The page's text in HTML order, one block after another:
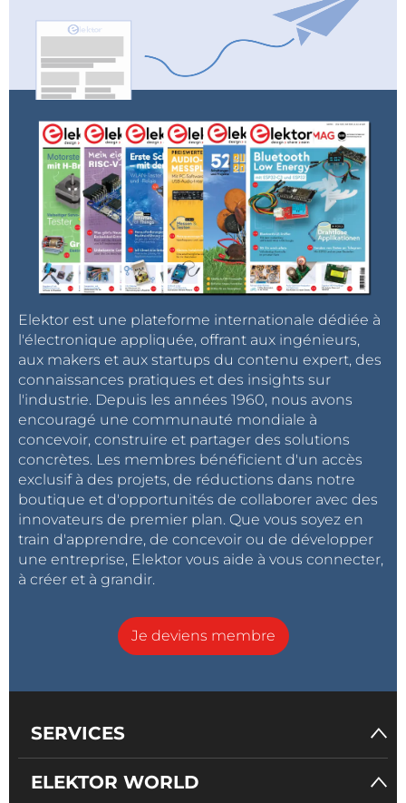
Elektor est une plateforme internationale dédiée à
l'électronique appliquée, offrant aux ingénieurs,
aux makers et aux startups du contenu expert, des
connaissances pratiques et des insights sur
l'industrie. Depuis les années 1960, nous avons
encouragé une communauté mondiale à
concevoir, construire et partager des solutions
concrètes. Les membres bénéficient d'un accès
exclusif à des projets, de réductions dans notre
boutique et d'opportunités de collaborer avec des
innovateurs de premier plan. Que vous soyez en
train d'apprendre, de concevoir ou de développer
une entreprise, Elektor vous aide à vous connecter,
à créer et à grandir.
Je deviens membre
SERVICES
ELEKTOR WORLD